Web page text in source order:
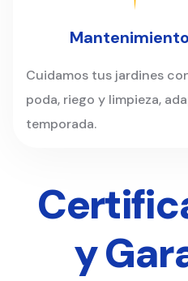
Cuidamos tus jardines
poda, riego y limpieza,
temporada.
y